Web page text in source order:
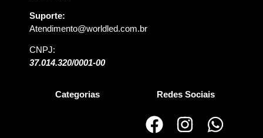
Suporte:
Atendimento@worldled.com.br
CNPJ:
37.014.320/0001-00
Categorias Redes Sociais